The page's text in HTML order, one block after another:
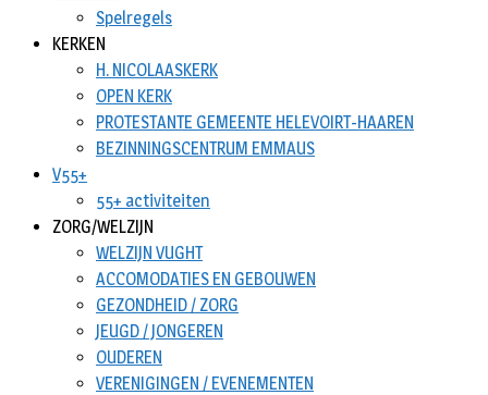
Spelregels
KERKEN
H. NICOLAASKERK
OPEN KERK
PROTESTANTE GEMEENTE HELEVOIRT-HAAREN
BEZINNINGSCENTRUM EMMAUS
V55+
55+ activiteiten
ZORG/WELZIJN
WELZIJN VUGHT
ACCOMODATIES EN GEBOUWEN
GEZONDHEID / ZORG
JEUGD / JONGEREN
OUDEREN
VERENIGINGEN / EVENEMENTEN